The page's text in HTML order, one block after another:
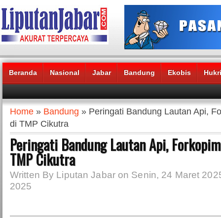
Beranda Nasional Jabar Bandung Ekobis
Headlines News :
Home » Bandung » Peringati Bandung Lautan Api,
di TMP Cikutra
Peringati Bandung Lautan Api,
TMP Cikutra
Written By Liputan Jabar on Senin, 24 Maret
2025